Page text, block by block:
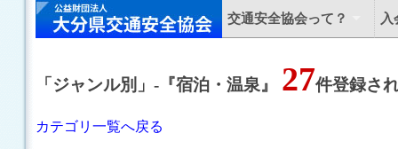
交通安全協会って？
「ジャンル別」 - 『宿泊・温泉』 27件登録さ
カテゴリ一覧へ戻る